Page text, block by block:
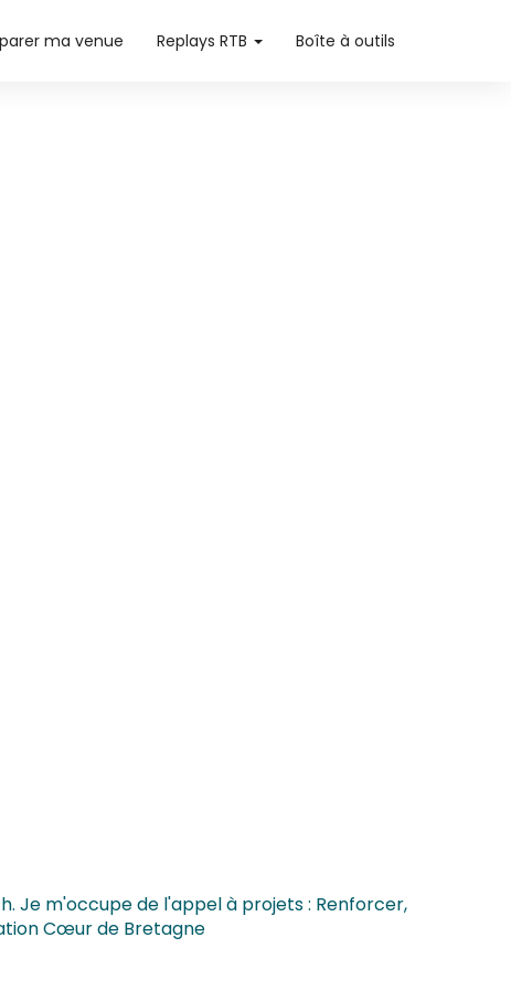
ma venue Replays RTB Boîte à outils
Je m'occupe de l'appel à projets : Renforcer,
Cœur de Bretagne